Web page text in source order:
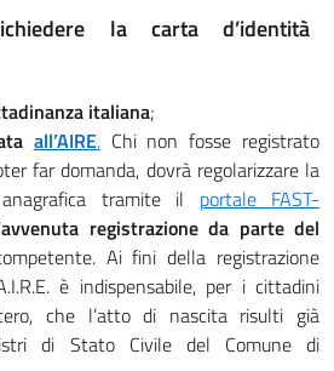
la carta d’identità
italiana;
all’AIRE.Chi non fosse registrato
far domanda, dovrà regolarizzare la
tramite il portale FAST-
registrazione da parte del
Ai fini della registrazione
è indispensabile, per i cittadini
che l’atto di nascita risulti già
di Stato Civile del Comune di